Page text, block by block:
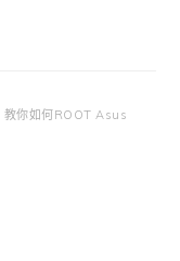
教你如何ROOT Asus